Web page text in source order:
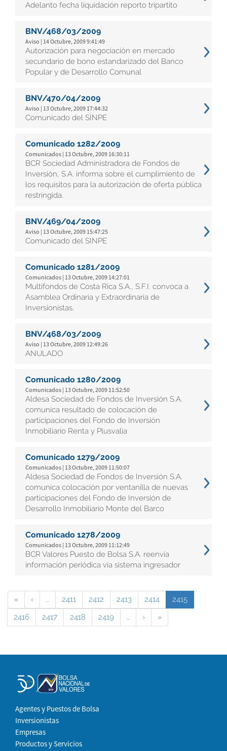
Adelanto fecha liquidación reporto tripartito
BNV/468/03/2009
Aviso | 14 Octubre, 2009 9:41:49
Autorización para negociación en mercado
secundario de bono estandarizado del Banco
Popular y de Desarrollo Comunal
BNV/470/04/2009
Aviso | 13 Octubre, 2009 17:44:32
Comunicado del SINPE
Comunicado 1282/2009
Comunicados | 13 Octubre, 2009 16:30:11
BCR Sociedad Administradora de Fondos de
Inversión, S.A. informa sobre el cumplimiento de
los requisitos para la autorización de oferta pública
restringida.
BNV/469/04/2009
Aviso | 13 Octubre, 2009 15:47:25
Comunicado del SINPE
Comunicado 1281/2009
Comunicados | 13 Octubre, 2009 14:27:01
Multifondos de Costa Rica S.A., S.F.I. convoca a
Asamblea Ordinaria y Extraordinaria de
Inversionistas.
BNV/468/03/2009
Aviso | 13 Octubre, 2009 12:49:26
ANULADO
Comunicado 1280/2009
Comunicados | 13 Octubre, 2009 11:52:50
Aldesa Sociedad de Fondos de Inversión S.A.
comunica resultado de colocación de
participaciones del Fondo de Inversión
Inmobiliario Renta y Plusvalía
Comunicado 1279/2009
Comunicados | 13 Octubre, 2009 11:50:07
Aldesa Sociedad de Fondos de Inversión S.A.
comunica colocación por ventanilla de nuevas
participaciones del Fondo de Inversión de
Desarrollo Inmobiliario Monte del Barco
Comunicado 1278/2009
Comunicados | 13 Octubre, 2009 11:12:49
BCR Valores Puesto de Bolsa S.A. reenvía
información periódica vía sistema ingresador
« ‹ … 2411 2412 2413 2414
2415
2416
2417 2418 2419 … › »
Agentes y Puestos de Bolsa
Inversionistas
Empresas
Productos y Servicios